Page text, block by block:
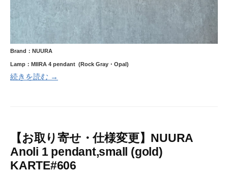
Brand：NUURA
Lamp：MIIRA 4 pendant (Rock Gray・Opal)
続きを読む →
【お取り寄せ・仕様変更】NUURA
Anoli 1 pendant,small (gold)
KARTE#606